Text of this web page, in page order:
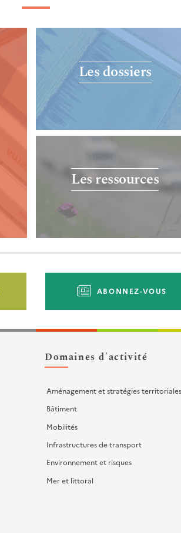
Les dossiers
Les ressources
ABONNEZ-VOUS
Domaines d'activité
Aménagement et stratégies territoriales
Bâtiment
Mobilités
Infrastructures de transport
Environnement et risques
Mer et littoral